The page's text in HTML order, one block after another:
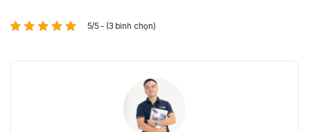
5/5 - (3 bình chọn)